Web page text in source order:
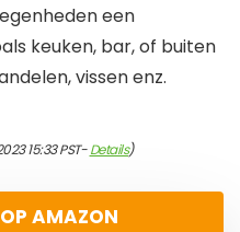
een
keuken, bar, of buiten
vissen enz.
15:33 PST-Details)
AMAZON